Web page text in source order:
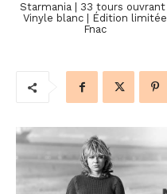
Starmania | 33 tours ouvrant |
Vinyle blanc | Édition limitée
Fnac